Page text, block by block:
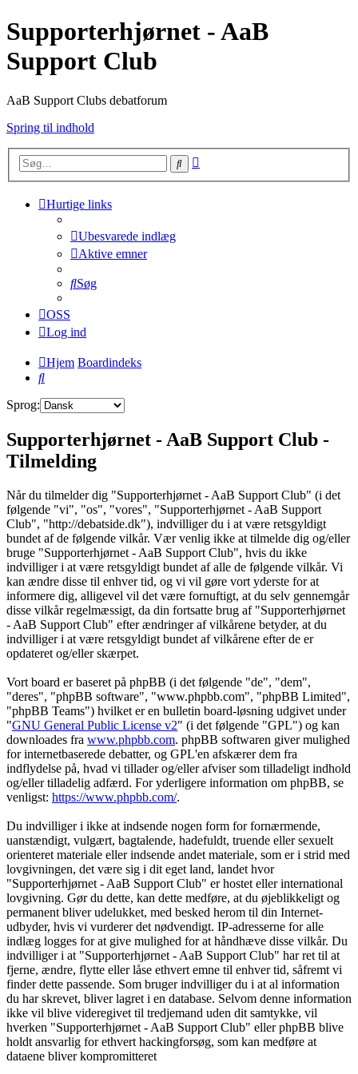
Supporterhjørnet - AaB
Support Club
AaB Support Clubs debatforum
Spring til indhold
Søg
Hurtige links
Ubesvarede indlæg
Aktive emner
Søg
OSS
Log ind
Hjem Boardindeks
Søg
Sprog:
Supporterhjørnet - AaB Support Club -
Tilmelding
Når du tilmelder dig "Supporterhjørnet - AaB Support Club" (i det
følgende "vi", "os", "vores", "Supporterhjørnet - AaB Support
Club", "http://debatside.dk"), indvilliger du i at være retsgyldigt
bundet af de følgende vilkår. Vær venlig ikke at tilmelde dig og/eller
bruge "Supporterhjørnet - AaB Support Club", hvis du ikke
indvilliger i at være retsgyldigt bundet af alle de følgende vilkår. Vi
kan ændre disse til enhver tid, og vi vil gøre vort yderste for at
informere dig, alligevel vil det være fornuftigt, at du selv gennemgår
disse vilkår regelmæssigt, da din fortsatte brug af "Supporterhjørnet
- AaB Support Club" efter ændringer af vilkårene betyder, at du
indvilliger i at være retsgyldigt bundet af vilkårene efter de er
opdateret og/eller skærpet.
Vort board er baseret på phpBB (i det følgende "de", "dem",
"deres", "phpBB software", "www.phpbb.com", "phpBB Limited",
"phpBB Teams") hvilket er en bulletin board-løsning udgivet under
"GNU General Public License v2" (i det følgende "GPL") og kan
downloades fra www.phpbb.com. phpBB softwaren giver mulighed
for internetbaserede debatter, og GPL'en afskærer dem fra
indflydelse på, hvad vi tillader og/eller afviser som tilladeligt indhold
og/eller tilladelig adfærd. For yderligere information om phpBB, se
venligst: https://www.phpbb.com/.
Du indvilliger i ikke at indsende nogen form for fornærmende,
uanstændigt, vulgært, bagtalende, hadefuldt, truende eller sexuelt
orienteret materiale eller indsende andet materiale, som er i strid med
lovgivningen, det være sig i dit eget land, landet hvor
"Supporterhjørnet - AaB Support Club" er hostet eller international
lovgivning. Gør du dette, kan dette medføre, at du øjeblikkeligt og
permanent bliver udelukket, med besked herom til din Internet-
udbyder, hvis vi vurderer det nødvendigt. IP-adresserne for alle
indlæg logges for at give mulighed for at håndhæve disse vilkår. Du
indvilliger i at "Supporterhjørnet - AaB Support Club" har ret til at
fjerne, ændre, flytte eller låse ethvert emne til enhver tid, såfremt vi
finder dette passende. Som bruger indvilliger du i at al information
du har skrevet, bliver lagret i en database. Selvom denne information
ikke vil blive videregivet til tredjemand uden dit samtykke, vil
hverken "Supporterhjørnet - AaB Support Club" eller phpBB blive
holdt ansvarlig for ethvert hackingforsøg, som kan medføre at
dataene bliver kompromitteret